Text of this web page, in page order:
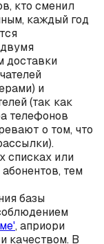
кто сменил
каждый год
доставки
и
(так как
телефонов
о том, что
списках или
тем
базы
, априори
качеством. В